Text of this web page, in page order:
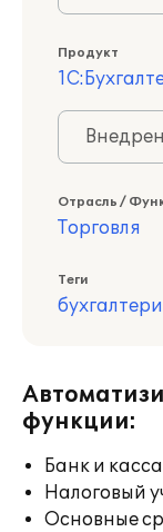
Продукт
Отрасль /
Торговля
Теги
функции:
Банк и касса
Налоговый
Основные